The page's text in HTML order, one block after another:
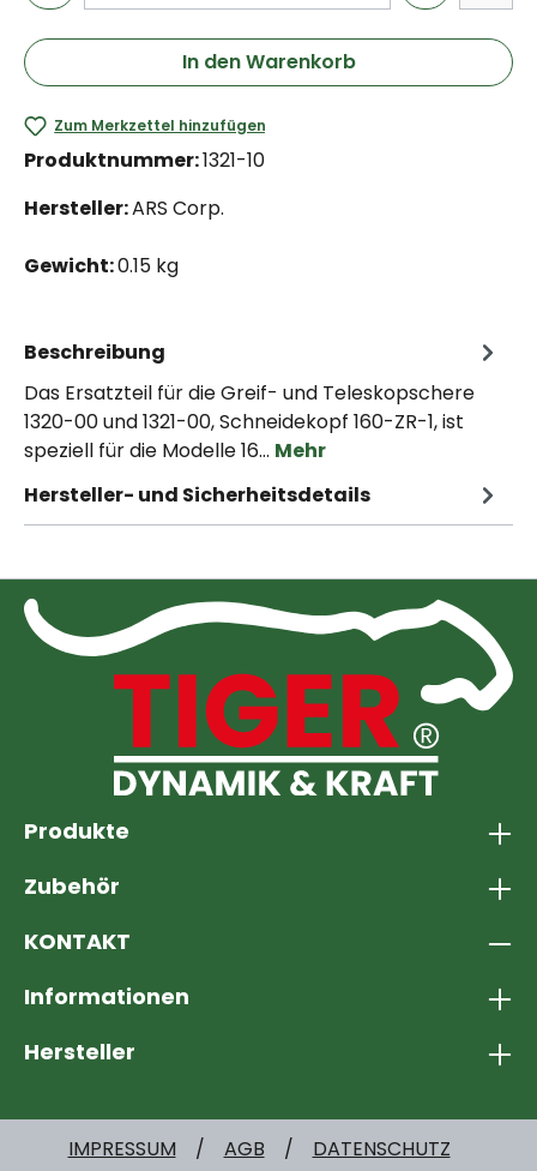
In den Warenkorb
Zum Merkzettel hinzufügen
Produktnummer:1321-10
Hersteller:ARS Corp.
Gewicht:0.15 kg
Beschreibung
Das Ersatzteil für die Greif- und Teleskopschere
1320-00 und 1321-00, Schneidekopf 160-ZR-1, ist
speziell für die Modelle 16… Mehr
Hersteller- und Sicherheitsdetails
Produkte
Zubehör
KONTAKT
Informationen
Hersteller
IMPRESSUM AGB DATENSCHUTZ